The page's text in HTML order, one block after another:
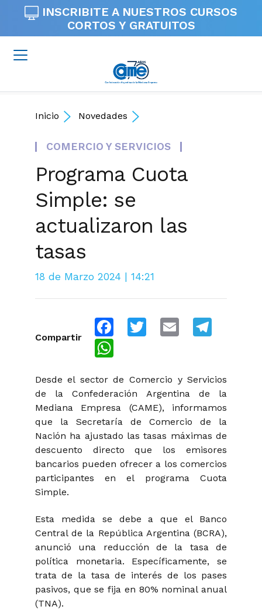
INSCRIBITE A NUESTROS CURSOS
CORTOS Y GRATUITOS
Inicio Novedades
COMERCIO Y SERVICIOS
Programa Cuota
Simple: se
actualizaron las
tasas
18 de Marzo 2024 | 14:21
Compartir
FacebookTwitter Email
Desde el sector de Comercio y Servicios
de la Confederación Argentina de la
Mediana Empresa (CAME), informamos
que la Secretaría de Comercio de la
Nación ha ajustado las tasas máximas de
descuento directo que los emisores
bancarios pueden ofrecer a los comercios
participantes en el programa Cuota
Simple.
Esta medida se debe a que el Banco
Central de la República Argentina (BCRA),
anunció una reducción de la tasa de
política monetaria. Específicamente, se
trata de la tasa de interés de los pases
pasivos, que se fija en 80% nominal anual
(TNA).